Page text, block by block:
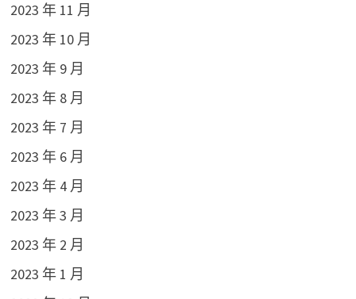
2023 年 11 月
2023 年 10 月
2023 年 9 月
2023 年 8 月
2023 年 7 月
2023 年 6 月
2023 年 4 月
2023 年 3 月
2023 年 2 月
2023 年 1 月